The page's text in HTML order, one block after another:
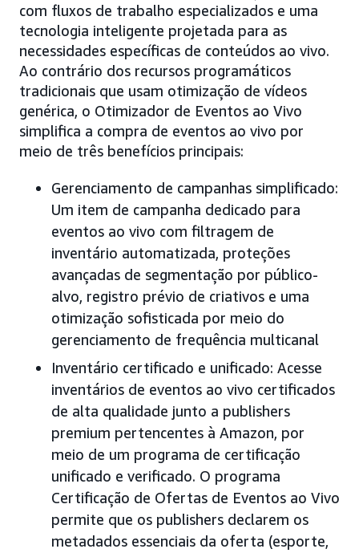
com fluxos de trabalho especializados e uma
tecnologia inteligente projetada para as
necessidades específicas de conteúdos ao vivo.
Ao contrário dos recursos programáticos
tradicionais que usam otimização de vídeos
genérica, o Otimizador de Eventos ao Vivo
simplifica a compra de eventos ao vivo por
meio de três benefícios principais:
Gerenciamento de campanhas simplificado:
Um item de campanha dedicado para
eventos ao vivo com filtragem de
inventário automatizada, proteções
avançadas de segmentação por público-
alvo, registro prévio de criativos e uma
otimização sofisticada por meio do
gerenciamento de frequência multicanal
Inventário certificado e unificado: Acesse
inventários de eventos ao vivo certificados
de alta qualidade junto a publishers
premium pertencentes à Amazon, por
meio de um programa de certificação
unificado e verificado. O programa
Certificação de Ofertas de Eventos ao Vivo
permite que os publishers declarem os
metadados essenciais da oferta (esporte,